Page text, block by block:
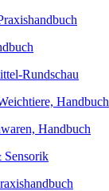
Rundschau
Handbuch
Handbuch
Sensorik